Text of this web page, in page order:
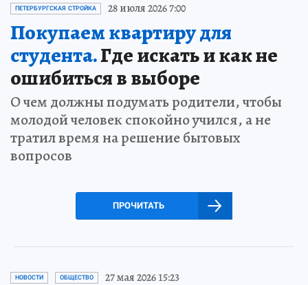
ПЕТЕРБУРГСКАЯ СТРОЙКА 28 июля 2026 7:00
Покупаем квартиру для
студента.Где искать и как не
ошибиться в выборе
О чем должны подумать родители, чтобы
молодой человек спокойно учился, а не
тратил время на решение бытовых
вопросов
ПРОЧИТАТЬ
НОВОСТИ ОБЩЕСТВО 27 мая 2026 15:23